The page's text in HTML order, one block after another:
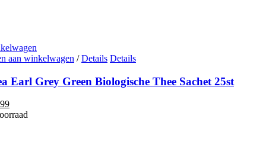
aan winkelwagen / Details Details
Earl Grey Green Biologische Thee Sachet 25st
Huidige
prijs